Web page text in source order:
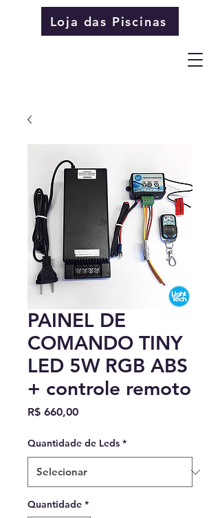
Loja das Piscinas
PAINEL DE
COMANDO TINY
LED 5W RGB ABS
+ controle remoto
R$ 660,00Preço
Quantidade de Leds *
Quantidade *